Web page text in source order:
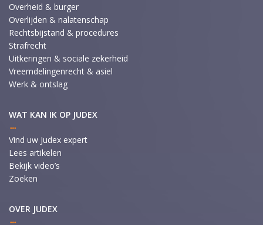
Overheid & burger
Overlijden & nalatenschap
Rechtsbijstand & procedures
Strafrecht
Uitkeringen & sociale zekerheid
Vreemdelingenrecht & asiel
Werk & ontslag
WAT KAN IK OP JUDEX
Vind uw Judex expert
Lees artikelen
Bekijk video’s
Zoeken
OVER JUDEX